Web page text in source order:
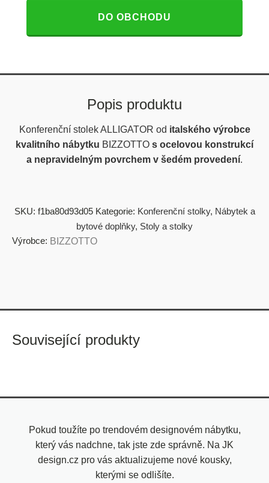
DO OBCHODU
Popis produktu
Konferenční stolek ALLIGATOR od italského výrobce
kvalitního nábytku BIZZOTTO s ocelovou konstrukcí
a nepravidelným povrchem v šedém provedení.
SKU: f1ba80d93d05 Kategorie: Konferenční stolky, Nábytek a
bytové doplňky, Stoly a stolky
Výrobce: BIZZOTTO
Související produkty
Pokud toužíte po trendovém designovém nábytku,
který vás nadchne, tak jste zde správně. Na JK
design.cz pro vás aktualizujeme nové kousky,
kterými se odlišíte.